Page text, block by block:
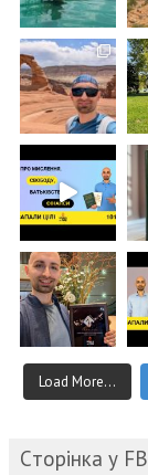
Load More...
Cторінка у FB